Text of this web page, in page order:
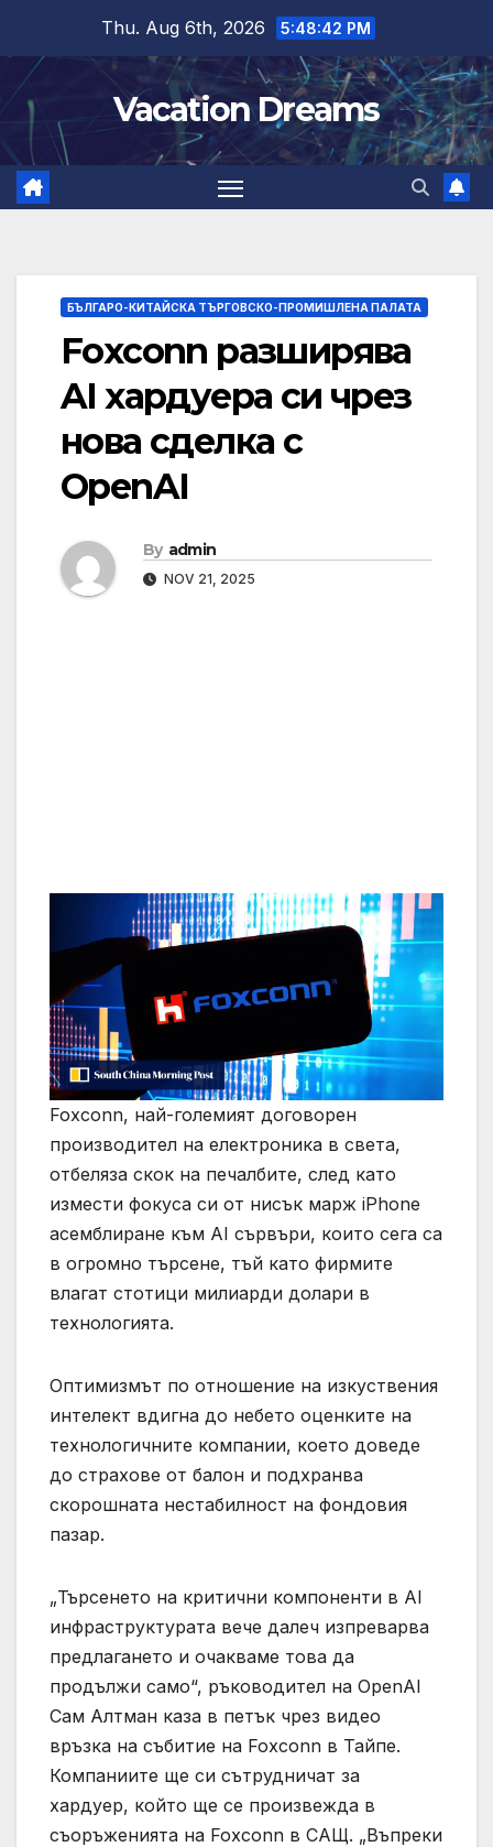
content
Thu. Aug 6th, 2026 5:48:43 PM
Vacation Dreams
БЪЛГАРО-КИТАЙСКА ТЪРГОВСКО-ПРОМИШЛЕНА ПАЛАТА
Foxconn разширява
AI хардуера си чрез
нова сделка с
OpenAI
By admin
NOV 21, 2025
Foxconn, най-големият договорен
производител на електроника в света,
отбеляза скок на печалбите, след като
измести фокуса си от нисък марж iPhone
асемблиране към AI сървъри, които сега са
в огромно търсене, тъй като фирмите
влагат стотици милиарди долари в
технологията.
Оптимизмът по отношение на изкуствения
интелект вдигна до небето оценките на
технологичните компании, което доведе
до страхове от балон и подхранва
скорошната нестабилност на фондовия
пазар.
„Търсенето на критични компоненти в AI
инфраструктурата вече далеч изпреварва
предлагането и очакваме това да
продължи само“, ръководител на OpenAI
Сам Алтман каза в петък чрез видео
връзка на събитие на Foxconn в Тайпе.
Компаниите ще си сътрудничат за
хардуер, който ще се произвежда в
съоръженията на Foxconn в САЩ. „Въпреки